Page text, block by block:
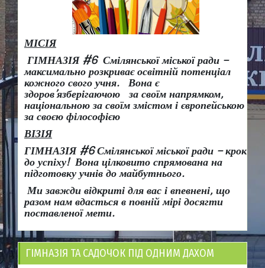
МІСІЯ
ГІМНАЗІЯ #6 Смілянської міської ради –
максимально розкриває освітній потенціал
кожного свого учня.
Вона є
здоров’язберігаючою за своїм напрямком,
національною за своїм змістом і європейською
за своєю філософією
ВІЗІЯ
ГІМНАЗІЯ #6 Смілянської міської ради – крок
до успіху! Вона цілковито спрямована на
підготовку учнів до майбутнього.
Ми завжди відкриті для вас і впевнені, що
разом нам вдасться в повній мірі досягти
поставленої мети.
ГІМНАЗІЯ ТА САДОЧОК ПІД ОДНИМ ДАХОМ